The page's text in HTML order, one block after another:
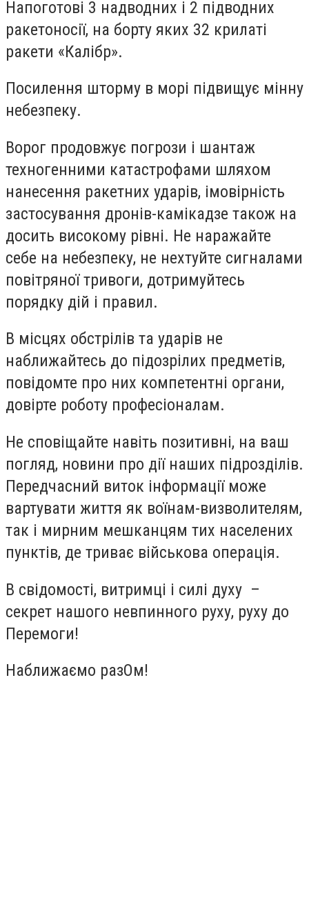
Напоготові 3 надводних і 2 підводних
ракетоносії, на борту яких 32 крилаті
ракети «Калібр».
Посилення шторму в морі підвищує мінну
небезпеку.
Ворог продовжує погрози і шантаж
техногенними катастрофами шляхом
нанесення ракетних ударів, імовірність
застосування дронів-камікадзе також на
досить високому рівні. Не наражайте
себе на небезпеку, не нехтуйте сигналами
повітряної тривоги, дотримуйтесь
порядку дій і правил.
В місцях обстрілів та ударів не
наближайтесь до підозрілих предметів,
повідомте про них компетентні органи,
довірте роботу професіоналам.
Не сповіщайте навіть позитивні, на ваш
погляд, новини про дії наших підрозділів.
Передчасний виток інформації може
вартувати життя як воїнам-визволителям,
так і мирним мешканцям тих населених
пунктів, де триває військова операція.
В свідомості, витримці і силі духу –
секрет нашого невпинного руху, руху до
Перемоги!
Наближаємо разОм!